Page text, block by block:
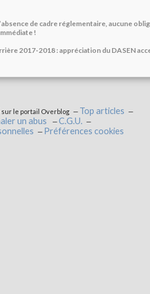
de cadre réglementaire, aucune
!
2017-2018 : appréciation du DASEN
sur le portail Overblog
Top articles
un abus
C.G.U.
Préférences cookies